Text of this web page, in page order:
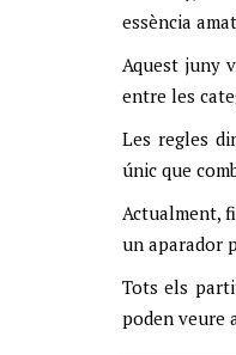
essència
Aquest juny
entre les
Les regles
únic que
Actualment,
un aparador
Tots els
poden veure